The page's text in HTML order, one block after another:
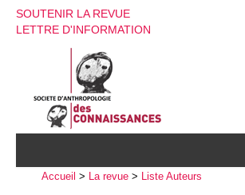
SOUTENIR LA REVUE
LETTRE D'INFORMATION
La société d’anthropologie des
Accueil > La revue > Liste Auteurs